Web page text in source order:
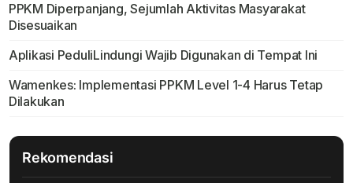
PPKM Diperpanjang, Sejumlah Aktivitas Masyarakat
Disesuaikan
Aplikasi PeduliLindungi Wajib Digunakan di Tempat Ini
Wamenkes: Implementasi PPKM Level 1-4 Harus Tetap
Dilakukan
Rekomendasi